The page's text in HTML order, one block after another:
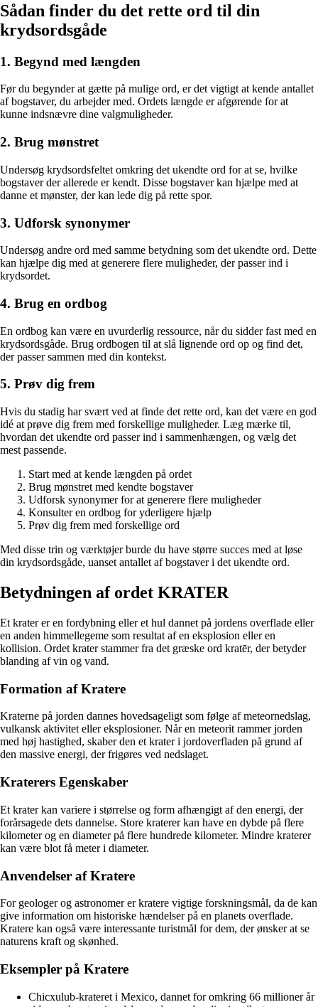
Sådan finder du det rette ord til din
krydsordsgåde
1. Begynd med længden
Før du begynder at gætte på mulige ord, er det vigtigt at kende antallet
af bogstaver, du arbejder med. Ordets længde er afgørende for at
kunne indsnævre dine valgmuligheder.
2. Brug mønstret
Undersøg krydsordsfeltet omkring det ukendte ord for at se, hvilke
bogstaver der allerede er kendt. Disse bogstaver kan hjælpe med at
danne et mønster, der kan lede dig på rette spor.
3. Udforsk synonymer
Undersøg andre ord med samme betydning som det ukendte ord. Dette
kan hjælpe dig med at generere flere muligheder, der passer ind i
krydsordet.
4. Brug en ordbog
En ordbog kan være en uvurderlig ressource, når du sidder fast med en
krydsordsgåde. Brug ordbogen til at slå lignende ord op og find det,
der passer sammen med din kontekst.
5. Prøv dig frem
Hvis du stadig har svært ved at finde det rette ord, kan det være en god
idé at prøve dig frem med forskellige muligheder. Læg mærke til,
hvordan det ukendte ord passer ind i sammenhængen, og vælg det
mest passende.
Start med at kende længden på ordet
Brug mønstret med kendte bogstaver
Udforsk synonymer for at generere flere muligheder
Konsulter en ordbog for yderligere hjælp
Prøv dig frem med forskellige ord
Med disse trin og værktøjer burde du have større succes med at løse
din krydsordsgåde, uanset antallet af bogstaver i det ukendte ord.
Betydningen af ordet KRATER
Et krater er en fordybning eller et hul dannet på jordens overflade eller
en anden himmellegeme som resultat af en eksplosion eller en
kollision. Ordet krater stammer fra det græske ord kratēr, der betyder
blanding af vin og vand.
Formation af Kratere
Kraterne på jorden dannes hovedsageligt som følge af meteornedslag,
vulkansk aktivitet eller eksplosioner. Når en meteorit rammer jorden
med høj hastighed, skaber den et krater i jordoverfladen på grund af
den massive energi, der frigøres ved nedslaget.
Kraterers Egenskaber
Et krater kan variere i størrelse og form afhængigt af den energi, der
forårsagede dets dannelse. Store kraterer kan have en dybde på flere
kilometer og en diameter på flere hundrede kilometer. Mindre kraterer
kan være blot få meter i diameter.
Anvendelser af Kratere
For geologer og astronomer er kratere vigtige forskningsmål, da de kan
give information om historiske hændelser på en planets overflade.
Kratere kan også være interessante turistmål for dem, der ønsker at se
naturens kraft og skønhed.
Eksempler på Kratere
Chicxulub-krateret i Mexico, dannet for omkring 66 millioner år